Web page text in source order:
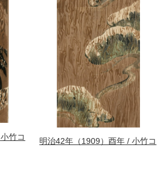
小竹コ
明治42年（1909）酉年
小竹コ